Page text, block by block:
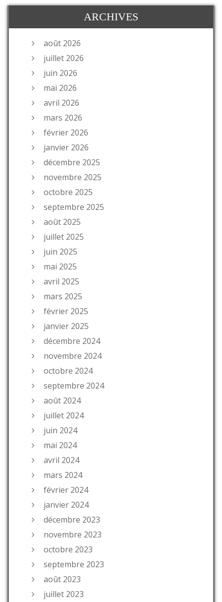
ARCHIVES
août 2026
juillet 2026
juin 2026
mai 2026
avril 2026
mars 2026
février 2026
janvier 2026
décembre 2025
novembre 2025
octobre 2025
septembre 2025
août 2025
juillet 2025
juin 2025
mai 2025
avril 2025
mars 2025
février 2025
janvier 2025
décembre 2024
novembre 2024
octobre 2024
septembre 2024
août 2024
juillet 2024
juin 2024
mai 2024
avril 2024
mars 2024
février 2024
janvier 2024
décembre 2023
novembre 2023
octobre 2023
septembre 2023
août 2023
juillet 2023